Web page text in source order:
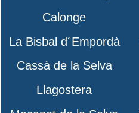
Calonge
La Bisbal d´Empordà
Cassà de la Selva
Llagostera